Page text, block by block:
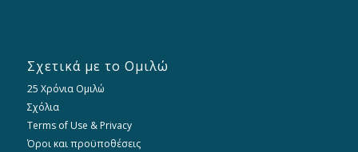
Σχετικά με το Ομιλώ
25 Χρόνια Ομιλώ
Σχόλια
Terms of Use & Privacy
Όροι και προϋποθέσεις